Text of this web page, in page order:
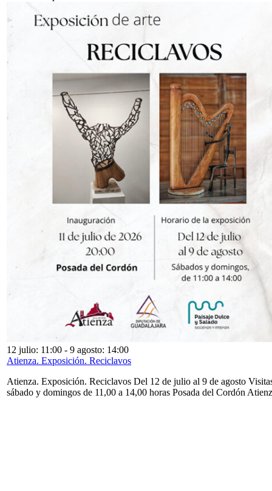
12 julio: 11:00 - 9 agosto: 14:00
Atienza. Exposición. Reciclavos
Atienza. Exposición. Reciclavos Del 12 de julio al 9 de agosto
sábado y domingos de 11,00 a 14,00 horas Posada del Cordón